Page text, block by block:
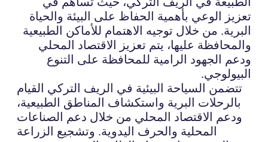
تعزيز الوعي بأهمية الحفاظ على البيئة والحياة
البرية. من خلال توجيه الاهتمام للأماكن الطبيعية
والمحافظة عليها، يتم تعزيز الاقتصاد المحلي
ودعم الجهود الرامية للمحافظة على التنوع
البيولوجي.
تتضمن السياحة البيئية في الريف التركي القيام
بالرحلات البرية واستكشاف المناطق الطبيعية،
ودعم الاقتصاد المحلي من خلال دعم الصناعات
المحلية والحرف اليدوية. وتشجيع الزراعة